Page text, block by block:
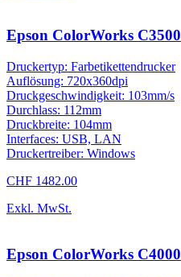
Epson ColorWorks C3500
Druckertyp: Farbetikettendrucker
Auflösung: 720x360dpi
Druckgeschwindigkeit: 103mm/s
Durchlass: 112mm
Druckbreite: 104mm
Interfaces: USB, LAN
Druckertreiber: Windows
CHF 1482.00
Exkl. MwSt.
Epson ColorWorks C4000